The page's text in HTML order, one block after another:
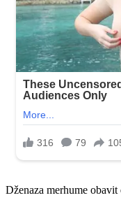
Dženaza merhume